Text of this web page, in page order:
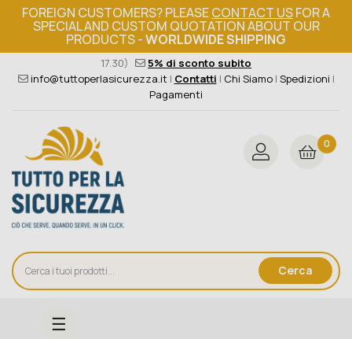
FOREIGN CUSTOMERS? PLEASECONTACT USFOR A
SPECIAL AND CUSTOM QUOTATION ABOUT OUR
PRODUCTS -WORLDWIDE SHIPPING
Ordine minimo 149€+iva 376 004 4000(Lun - Ven / 8.30 -
17.30)
5% di sconto subito
info@tuttoperlasicurezza.it | Contatti | Chi Siamo| Spedizioni |
Pagamenti
Cerca
0
navigazione
☰